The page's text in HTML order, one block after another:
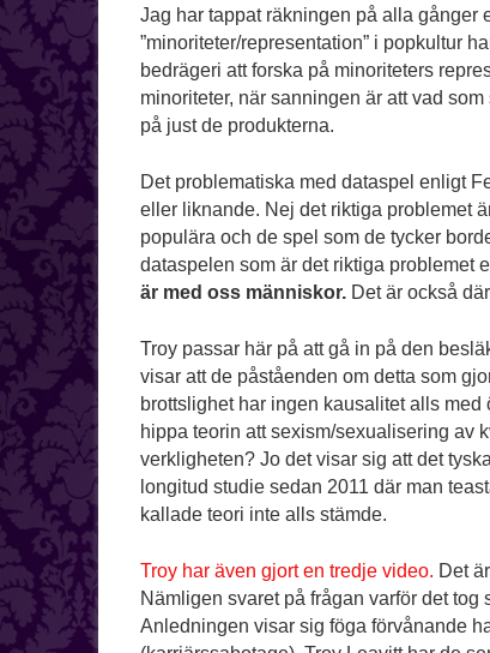
Jag har tappat räkningen på alla gånger
”minoriteter/representation” i popkultur
bedrägeri att forska på minoriteters
minoriteter, när sanningen är att vad
på just de produkterna.
Det problematiska med dataspel enligt
eller liknande. Nej det riktiga problemet
populära och de spel som de tycker
dataspelen som är det riktiga problemet
är med oss människor. Det är också
Troy passar här på att gå in på den
visar att de påståenden om detta som
brottslighet har ingen kausalitet alls
hippa teorin att sexism/sexualisering av
verkligheten? Jo det visar sig att det
longitud studie sedan 2011 där man
kallade teori inte alls stämde.
Troy har även gjort en tredje video. Det
Nämligen svaret på frågan varför det
Anledningen visar sig föga förvånande